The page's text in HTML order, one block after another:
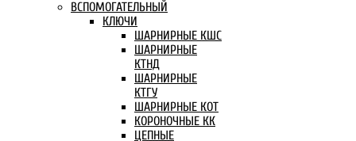
ВСПОМОГАТЕЛЬНЫЙ
КЛЮЧИ
ШАРНИРНЫЕ КШС
ШАРНИРНЫЕ
КТНД
ШАРНИРНЫЕ
КТГУ
ШАРНИРНЫЕ КОТ
КОРОНОЧНЫЕ КК
ЦЕПНЫЕ